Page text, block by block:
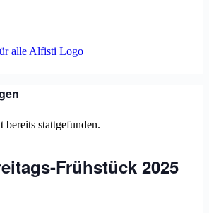
bereits stattgefunden.
Frühstück 2025